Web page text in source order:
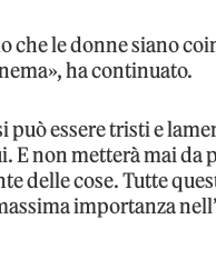
che le donne siano
ha continuato.
può essere tristi e
E non metterà mai da
delle cose. Tutte
importanza